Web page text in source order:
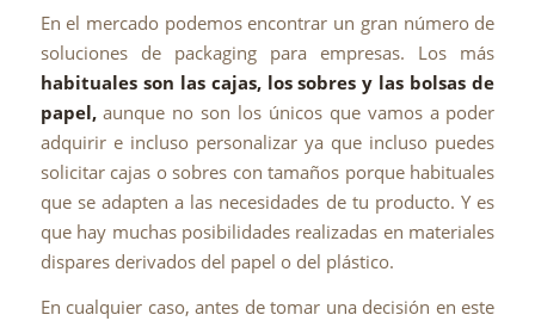
En el mercado podemos encontrar un gran número de
soluciones de packaging para empresas. Los más
habituales son las cajas, los sobres y las bolsas de
papel,aunque no son los únicos que vamos a poder
adquirir e incluso personalizar ya que incluso puedes
solicitar cajas o sobres con tamaños porque habituales
que se adapten a las necesidades de tu producto. Y es
que hay muchas posibilidades realizadas en materiales
dispares derivados del papel o del plástico.
En cualquier caso, antes de tomar una decisión en este